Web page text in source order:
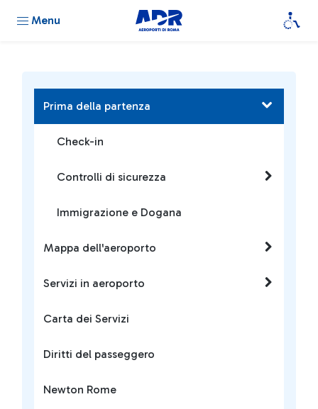
Menu
Prima della partenza
Check-in
Controlli di sicurezza
Immigrazione e Dogana
Mappa dell'aeroporto
Servizi in aeroporto
Carta dei Servizi
Diritti del passeggero
Newton Rome